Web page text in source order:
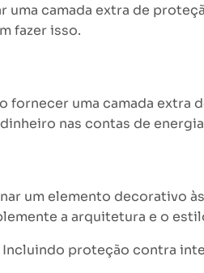
camada extra de
fazer isso.
uma camada extra
nas contas de
um elemento decorativo
a arquitetura e o
proteção contra